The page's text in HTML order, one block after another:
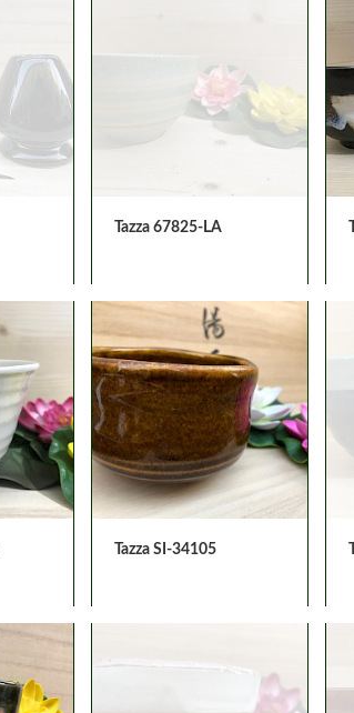
Tazza 67825-LA
Tazza SI-34105